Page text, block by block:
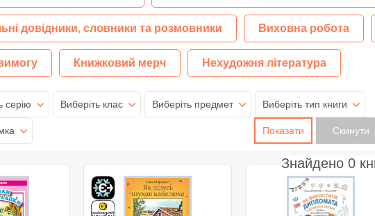
довідники, словники та розмовники Виховна робота
Книжковий мерч Нехудожня література
серію Виберіть клас Виберіть предмет Виберіть тип книги
Показати
Знайдено 0